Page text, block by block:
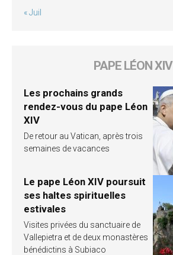
« Juil
PAPE LÉON XIV
Les prochains grands
rendez-vous du pape Léon
XIV
De retour au Vatican, après trois
semaines de vacances
Le pape Léon XIV poursuit
ses haltes spirituelles
estivales
Visites privées du sanctuaire de
Vallepietra et de deux monastères
bénédictins à Subiaco